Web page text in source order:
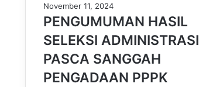
November 11, 2024
PENGUMUMAN HASIL
SELEKSI ADMINISTRASI
PASCA SANGGAH
PENGADAAN PPPK